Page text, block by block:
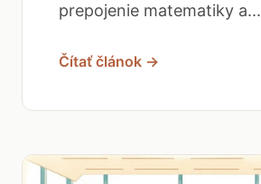
prepojenie matematiky a...
Čítať článok →